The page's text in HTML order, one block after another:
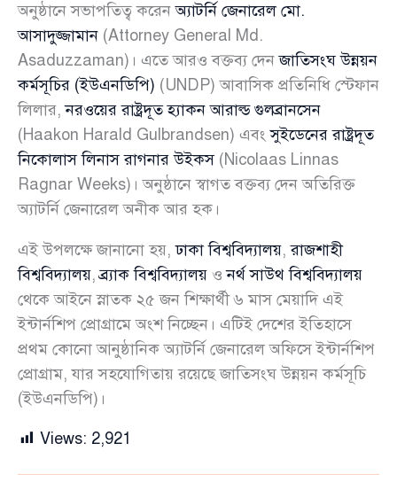
অনুষ্ঠানে সভাপতিত্ব করেনঅ্যাটর্নি জেনারেল মো.
আসাদুজ্জামান (Attorney General Md.
Asaduzzaman)। এতে আরও বক্তব্য দেনজাতিসংঘ উন্নয়ন
কর্মসূচির (ইউএনডিপি) (UNDP) আবাসিক প্রতিনিধি স্টেফান
লিলার,নরওয়ের রাষ্ট্রদূত হ্যাকন আরাল্ড গুলব্রানসেন
(Haakon Harald Gulbrandsen) এবংসুইডেনের রাষ্ট্রদূত
নিকোলাস লিনাস রাগনার উইকস(Nicolaas Linnas
Ragnar Weeks)। অনুষ্ঠানে স্বাগত বক্তব্য দেন অতিরিক্ত
অ্যাটর্নি জেনারেল অনীক আর হক।
এই উপলক্ষে জানানো হয়,ঢাকা বিশ্ববিদ্যালয়,রাজশাহী
বিশ্ববিদ্যালয়,ব্র্যাক বিশ্ববিদ্যালয় ওনর্থ সাউথ বিশ্ববিদ্যালয়
থেকে আইনে স্নাতক ২৫ জন শিক্ষার্থী ৬ মাস মেয়াদি এই
ইন্টার্নশিপ প্রোগ্রামে অংশ নিচ্ছেন। এটিই দেশের ইতিহাসে
প্রথম কোনো আনুষ্ঠানিক অ্যাটর্নি জেনারেল অফিসে ইন্টার্নশিপ
প্রোগ্রাম, যার সহযোগিতায় রয়েছে জাতিসংঘ উন্নয়ন কর্মসূচি
(ইউএনডিপি)।
Views: 2,921